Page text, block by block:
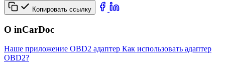
Копировать ссылку
О inCarDoc
Наше приложение OBD2 адаптер Как использовать адаптер
OBD2?